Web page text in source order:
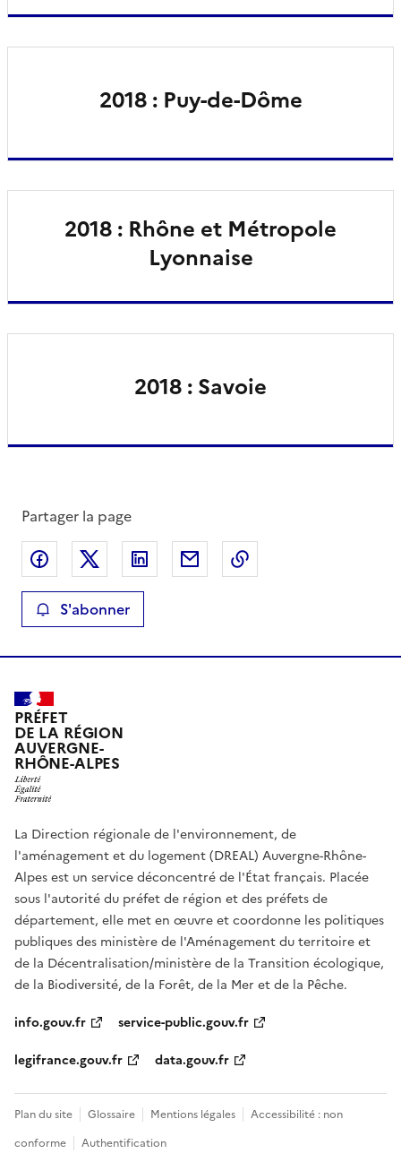
2018 : Puy-de-Dôme
2018 : Rhône et Métropole
Lyonnaise
2018 : Savoie
Partager la page
Partager sur Facebook
Partager sur XPartager sur LinkedIn
Partager par email
S'abonner
PRÉFET
DE LA RÉGION
AUVERGNE-
RHÔNE-ALPES
La Direction régionale de l'environnement, de
l'aménagement et du logement (DREAL) Auvergne-Rhône-
Alpes est un service déconcentré de l'État français. Placée
sous l'autorité du préfet de région et des préfets de
département, elle met en œuvre et coordonne les politiques
publiques des ministère de l'Aménagement du territoire et
de la Décentralisation/ministère de la Transition écologique,
de la Biodiversité, de la Forêt, de la Mer et de la Pêche.
info.gouv.fr
service-public.gouv.fr
legifrance.gouv.fr
data.gouv.fr
Plan du site Glossaire Mentions légales
Accessibilité : non
conforme
Authentification